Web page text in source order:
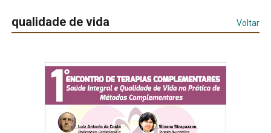
qualidade de vida Voltar